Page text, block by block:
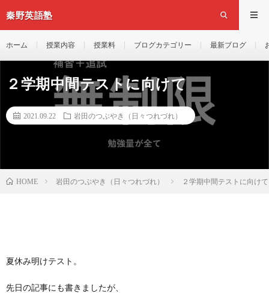
秦野英語塾
ホーム 授業内容 授業料 ブログカテゴリー 最新ブログ
２学期中間テストに向けて
2021.09.22 岩田のつぶやき（日々つれづれ）
HOME 岩田のつぶやき（日々つれづれ） ２学期中間テストに向けて
夏休み明けテスト。
先日の記事にも書きましたが、